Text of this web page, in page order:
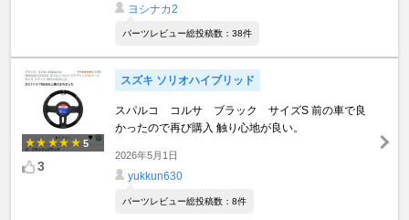
ヨシナカ2
パーツレビュー総投稿数：38件
5
3
スズキ ソリオハイブリッド
スパルコ コルサ ブラック サイズS 前の車で良
かったので再び購入 触り心地が良い。
2026年5月1日
yukkun630
パーツレビュー総投稿数：8件